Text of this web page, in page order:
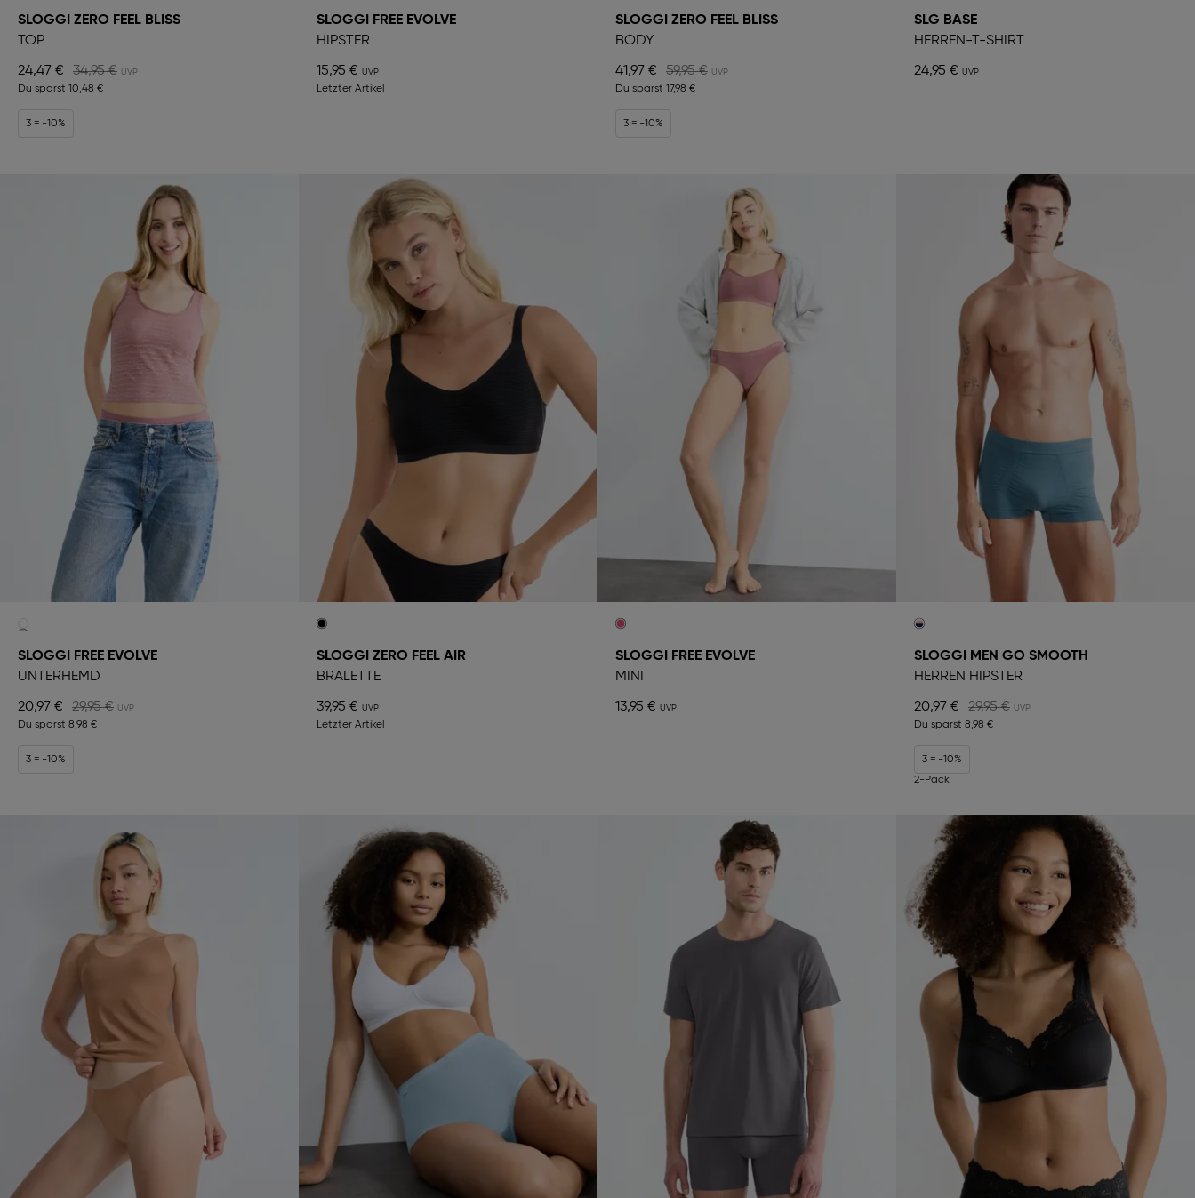
SLOGGI ZERO FEEL BLISS
TOP
24,47 € 34,95 €
Du sparst 10,48 €
3 = -10%
SLOGGI FREE EVOLVE
HIPSTER
15,95 €
Letzter Artikel
SLOGGI ZERO FEEL BLISS
BODY
41,97 € 59,95 €
Du sparst 17,98 €
3 = -10%
SLG BASE
HERREN-T-SHIRT
24,95 €
SLOGGI FREE EVOLVE
UNTERHEMD
20,97 € 29,95 €
Du sparst 8,98 €
3 = -10%
SLOGGI ZERO FEEL AIR
BRALETTE
39,95 €
Letzter Artikel
SLOGGI FREE EVOLVE
MINI
13,95 €
SLOGGI MEN GO SMOOTH
HERREN HIPSTER
20,97 € 29,95 €
Du sparst 8,98 €
3 = -10%
2-Pack